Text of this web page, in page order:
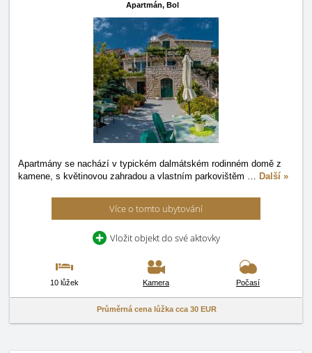
Apartmán, Bol
Apartmány se nachází v typickém dalmátském rodinném domě z
kamene, s květinovou zahradou a vlastním parkovištěm … Další »
Více o tomto ubytování
Vložit objekt do své aktovky
10 lůžek Kamera Počasí
Průměrná cena lůžka cca 30 EUR